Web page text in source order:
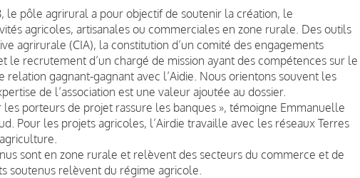
le pôle agrirural a pour objectif de soutenir la création, le
agricoles, artisanales ou commerciales en zone rurale. Des outils
agrirurale (CIA), la constitution d’un comité des engagements
le recrutement d’un chargé de mission ayant des compétences sur le
relation gagnant-gagnant avec l’Aidie. Nous orientons souvent les
de l’association est une valeur ajoutée au dossier.
les porteurs de projet rassure les banques », témoigne Emmanuelle
Pour les projets agricoles, l’Airdie travaille avec les réseaux Terres
sont en zone rurale et relèvent des secteurs du commerce et de
soutenus relèvent du régime agricole.